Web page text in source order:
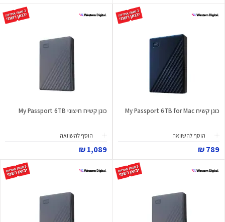
כונן קשיח My Passport 6TB for Mac
הוסף להשוואה
789 ₪
כונן קשיח חיצוני My Passport 6TB
הוסף להשוואה
1,089 ₪